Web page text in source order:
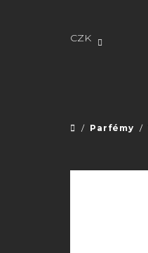
CZK
Domů
/ Parfémy /